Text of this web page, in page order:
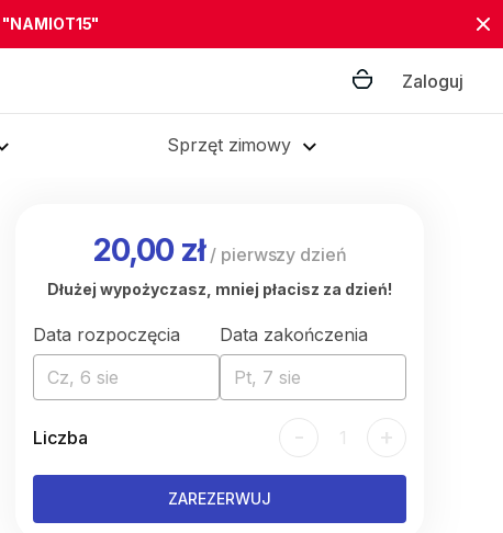
"NAMIOT15"
Zaloguj
Sprzęt zimowy
20,00 zł/ pierwszy dzień
Dłużej wypożyczasz, mniej płacisz za dzień!
Data rozpoczęcia
Cz, 6 sie
Data zakończenia
Pt, 7 sie
Liczba - 1 +
ZAREZERWUJ